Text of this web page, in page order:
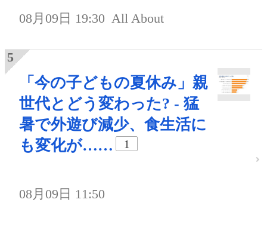
08月09日 19:30 All About
「今の子どもの夏休み」親
世代とどう変わった? - 猛
暑で外遊び減少、食生活に
も変化が……
1
08月09日 11:50